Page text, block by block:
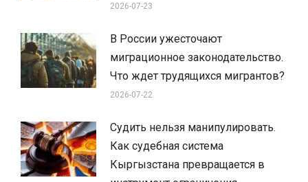
2026-07-23
В России ужесточают
миграционное законодательство.
Что ждет трудящихся мигрантов?
2026-07-22
Судить нельзя манипулировать.
Как судебная система
Кыргызстана превращается в